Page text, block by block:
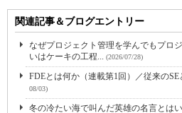
関連記事＆ブログエントリー
なぜプロジェクト管理を学んでもプロ
いはケーキの工程... (2026/07/28)
FDEとは何か（連載第1回）／従来の
08/03)
冬の冷たい海で叫んだ英雄の名言とは